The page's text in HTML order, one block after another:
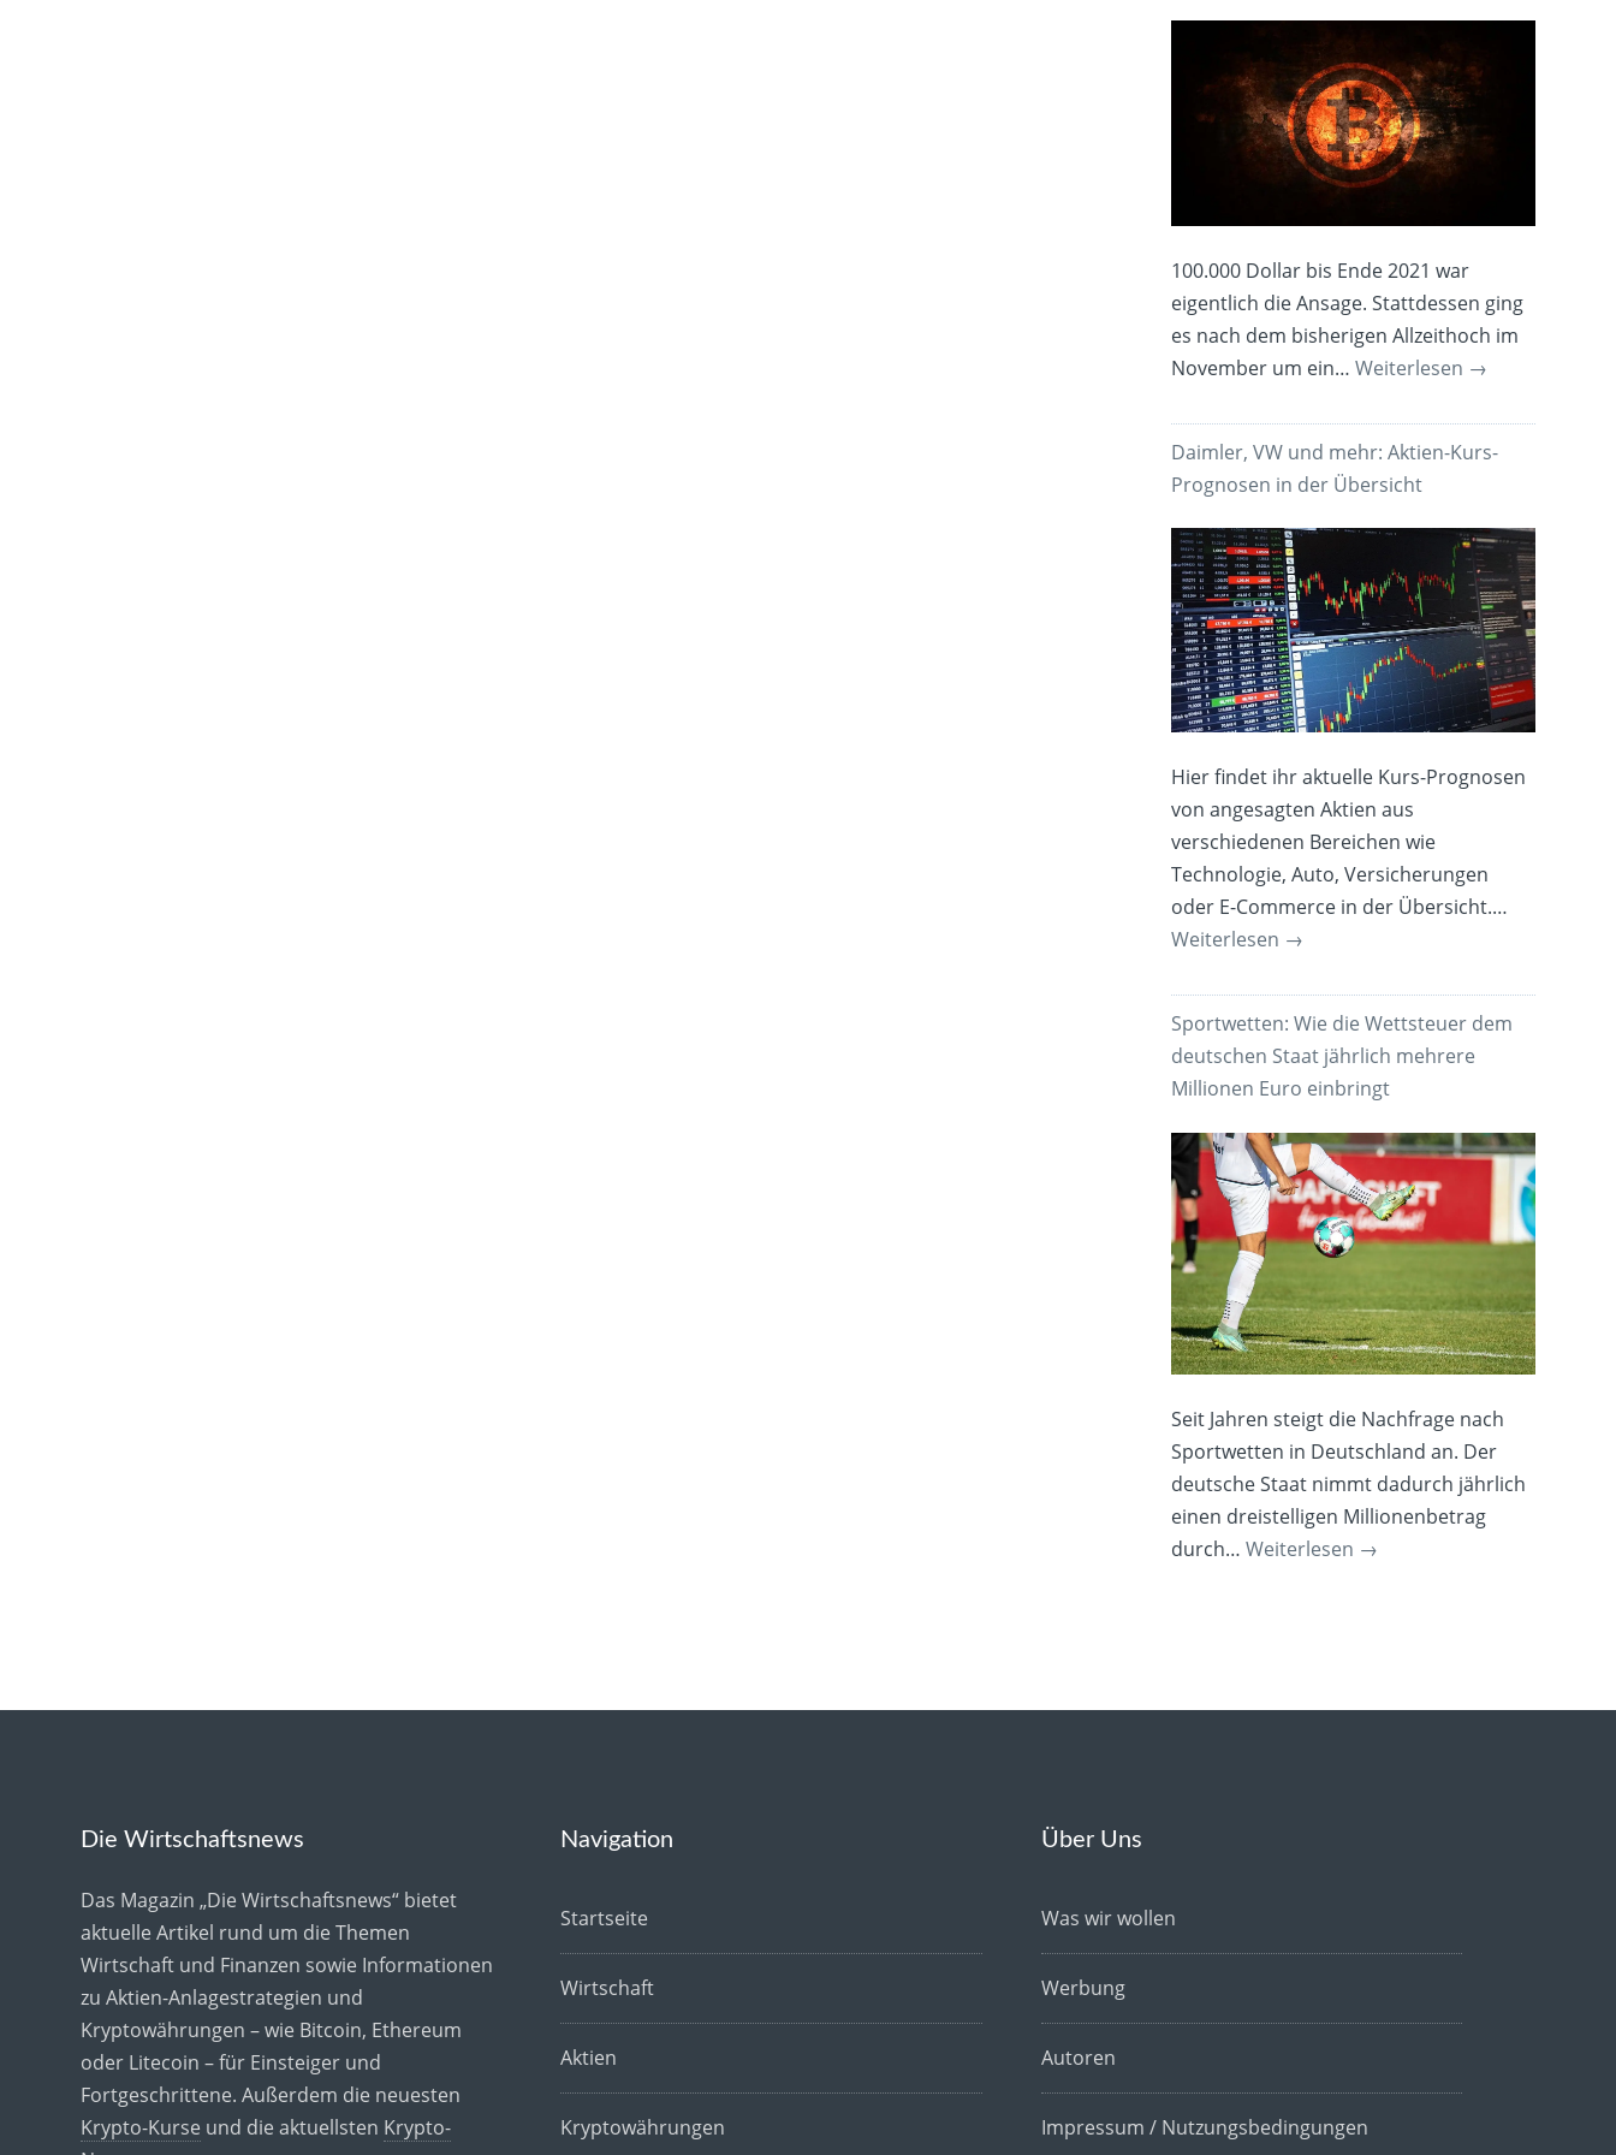
100.000 Dollar bis Ende 2021 war
eigentlich die Ansage. Stattdessen ging
es nach dem bisherigen Allzeithoch im
November um ein…Weiterlesen →
Daimler, VW und mehr: Aktien-Kurs-
Prognosen in der Übersicht
Hier findet ihr aktuelle Kurs-Prognosen
von angesagten Aktien aus
verschiedenen Bereichen wie
Technologie, Auto, Versicherungen
oder E-Commerce in der Übersicht.…
Weiterlesen →
Sportwetten: Wie die Wettsteuer dem
deutschen Staat jährlich mehrere
Millionen Euro einbringt
Seit Jahren steigt die Nachfrage nach
Sportwetten in Deutschland an. Der
deutsche Staat nimmt dadurch jährlich
einen dreistelligen Millionenbetrag
durch…Weiterlesen →
Die Wirtschaftsnews
Das Magazin „Die Wirtschaftsnews“ bietet
aktuelle Artikel rund um die Themen
Wirtschaft und Finanzen sowie Informationen
zu Aktien-Anlagestrategien und
Kryptowährungen – wie Bitcoin, Ethereum
oder Litecoin – für Einsteiger und
Fortgeschrittene. Außerdem die neuesten
Krypto-Kurse und die aktuellsten Krypto-
Navigation
Startseite
Wirtschaft
Aktien
Kryptowährungen
Über Uns
Was wir wollen
Werbung
Autoren
Impressum / Nutzungsbedingungen